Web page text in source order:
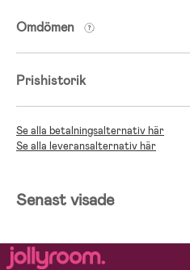
Omdömen
Prishistorik
Se alla betalningsalternativ här
Se alla leveransalternativ här
Senast visade